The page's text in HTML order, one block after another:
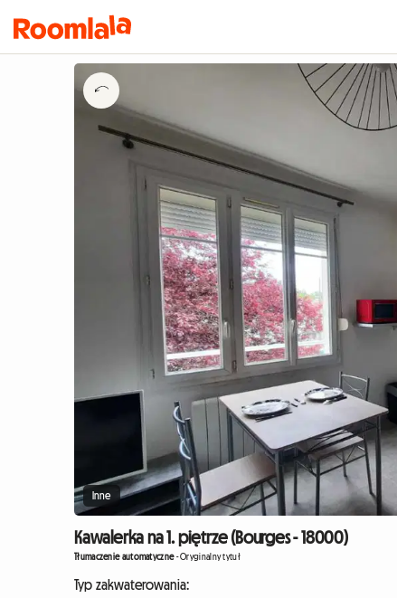
Inne
Kawalerka na 1. piętrze (Bourges - 18000)
Tłumaczenie automatyczne-Oryginalny tytuł
Typ zakwaterowania: